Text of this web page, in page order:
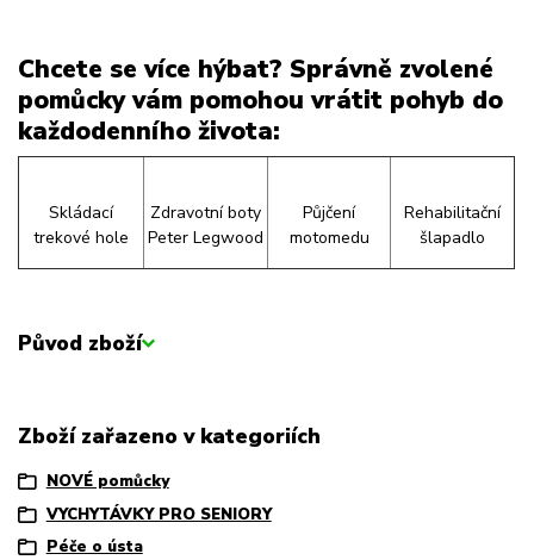
Chcete se více hýbat? Správně zvolené
pomůcky vám pomohou vrátit pohyb do
každodenního života:
Skládací
trekové hole
Zdravotní boty
Peter Legwood
Půjčení
motomedu
Rehabilitační
šlapadlo
Původ zboží
Zboží zařazeno v kategoriích
NOVÉ pomůcky
VYCHYTÁVKY PRO SENIORY
Péče o ústa